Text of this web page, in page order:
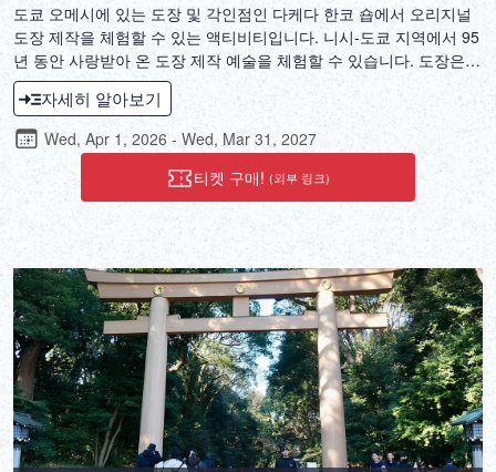
도쿄 오메시에 있는 도장 및 각인점인 다케다 한코 숍에서 오리지널
도장 제작을 체험할 수 있는 액티비티입니다. 니시-도쿄 지역에서 95
년 동안 사랑받아 온 도장 제작 예술을 체험할 수 있습니다. 도장은
개인의 결정을 증명하는 도구일 뿐만 아니라 우리에게 중요한 다른
사람에게 감정을 전달하는 방법도 포함합니다. 시간의 흐름을 잊을
정도로 몰두하면서 만드는 도장은 독특한 예술 작품이 될 것입니다.
자신의 감정과 소원이 담긴 도장을 새기며 편안한 시간을 보내세요.
자세히 알아보기
Wed, Apr 1, 2026 - Wed, Mar 31, 2027
티켓 구매! (외부 링크)